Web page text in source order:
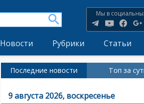
Мы в
Новости Рубрики Статьи
Последние новости Топ за
9 августа 2026, воскресенье